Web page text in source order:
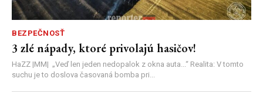
BEZPEČNOSŤ
3 zlé nápady, ktoré privolajú hasičov!
HaZZ |MM| ​„Veď len jeden nedopalok z okna auta...“ ​Realita: V tomto
suchu je to doslova časovaná bomba pri...